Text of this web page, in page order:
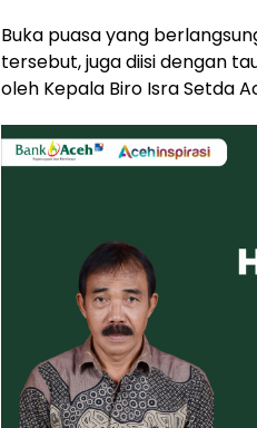
Buka puasa yang
tersebut, juga diisi dengan
oleh Kepala Biro Isra Setda